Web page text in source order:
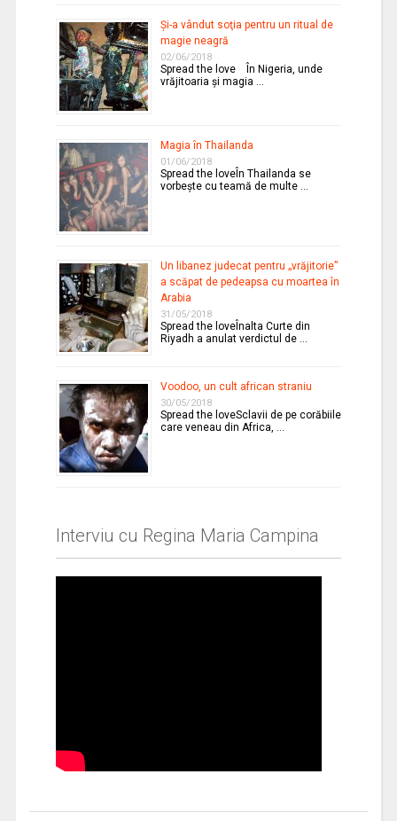
Şi-a vândut soţia pentru un ritual de
magie neagră
02/06/2018
Spread the love În Nigeria, unde
vrăjitoaria şi magia …
Magia în Thailanda
01/06/2018
Spread the loveÎn Thailanda se
vorbeşte cu teamă de multe …
Un libanez judecat pentru „vrăjitorie”
a scăpat de pedeapsa cu moartea în
Arabia
31/05/2018
Spread the loveÎnalta Curte din
Riyadh a anulat verdictul de …
Voodoo, un cult african straniu
30/05/2018
Spread the loveSclavii de pe corăbiile
care veneau din Africa, …
Interviu cu Regina Maria Campina